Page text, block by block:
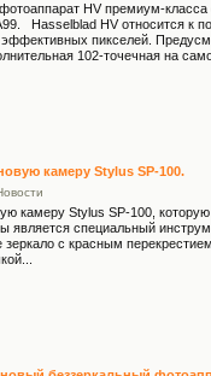
HV премиум-
Hasselblad HV относится
пикселей.
102-точечная на
камеру Stylus SP-100.
камеру Stylus SP-100,
является специальный
зеркало с красным